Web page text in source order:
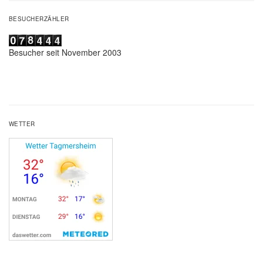
BESUCHERZÄHLER
Besucher seit November 2003
WETTER